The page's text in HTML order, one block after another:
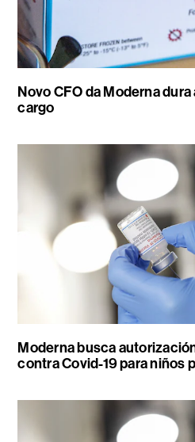
Novo CFO da Moderna
cargo
Moderna busca
contra Covid-19 para niños